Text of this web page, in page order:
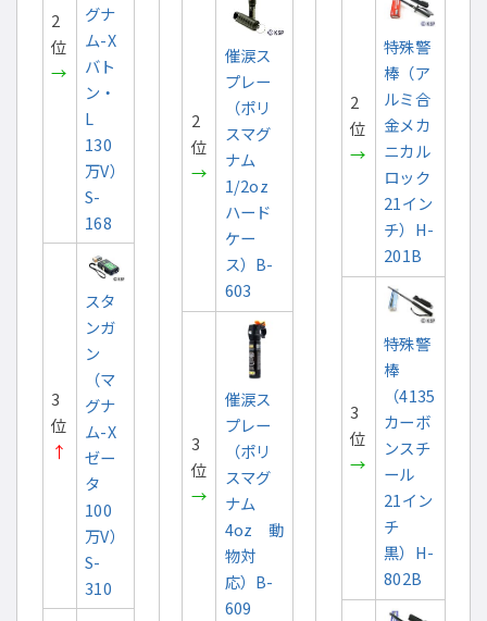
2
位
→
グナ
ム-X
バト
ン・
L
130
万V）
S-
168
3
位
↑
スタ
ンガ
ン
（マ
グナ
ム-X
ゼー
タ
100
万V）
S-
310
2
位
→
催涙ス
プレー
（ポリ
スマグ
ナム
1/2oz
ハード
ケー
ス）B-
603
3
位
→
催涙ス
プレー
（ポリ
スマグ
ナム
4oz 動
物対
応）B-
609
2
位
→
特殊警
棒（ア
ルミ合
金メカ
ニカル
ロック
21イン
チ）H-
201B
3
位
→
特殊警
棒
（4135
カーボ
ンスチ
ール
21イン
チ
黒）H-
802B